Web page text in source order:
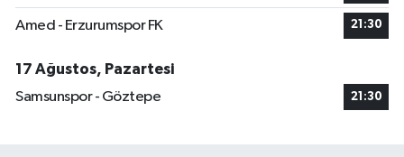
Amed - Erzurumspor FK 21:30
17 Ağustos, Pazartesi
Samsunspor - Göztepe
21:30